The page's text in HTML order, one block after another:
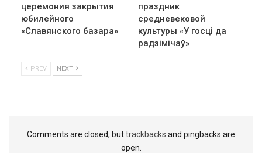
церемония закрытия
юбилейного
«Славянского базара»
праздник
средневековой
культуры «У госці да
радзімічаў»
PREV NEXT
Comments are closed, buttrackbacks and pingbacks are
open.